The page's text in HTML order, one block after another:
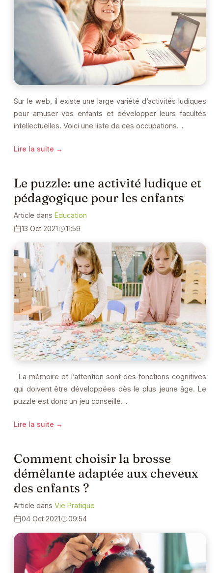
Sur le web, il existe une large variété d’activités ludiques
pour amuser vos enfants et développer leurs facultés
intellectuelles. Voici une liste de ces occupations…
Lire la suite →
Le puzzle: une activité ludique et
pédagogique pour les enfants
Article dans Education
13 Oct 2021
11:59
La mémoire et l’attention sont des fonctions cognitives
qui doivent être développées dès le plus jeune âge. Le
puzzle est donc un jeu conseillé…
Lire la suite →
Comment choisir la brosse
démêlante adaptée aux cheveux
des enfants ?
Article dans Vie Pratique
04 Oct 2021
09:54